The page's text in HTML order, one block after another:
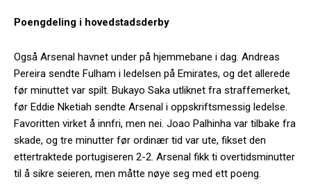
Poengdeling i hovedstadsderby
Også Arsenal havnet under på hjemmebane i dag. Andreas
Pereira sendte Fulham i ledelsen på Emirates, og det allerede
før minuttet var spilt. Bukayo Saka utliknet fra straffemerket,
før Eddie Nketiah sendte Arsenal i oppskriftsmessig ledelse.
Favoritten virket å innfri, men nei. Joao Palhinha var tilbake fra
skade, og tre minutter før ordinær tid var ute, fikset den
ettertraktede portugiseren 2-2. Arsenal fikk ti overtidsminutter
til å sikre seieren, men måtte nøye seg med ett poeng.